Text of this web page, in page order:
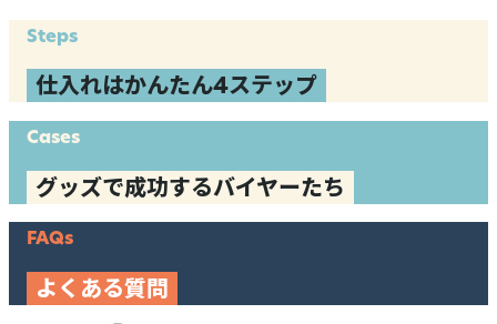
Steps
仕入れはかんたん4ステップ
Cases
グッズで成功するバイヤーたち
FAQs
よくある質問